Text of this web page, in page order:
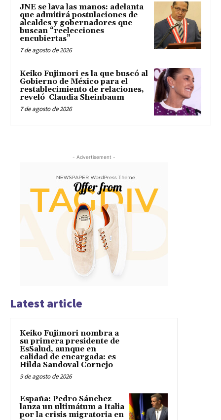
JNE se lava las manos: adelanta
que admitirá postulaciones de
alcaldes y gobernadores que
buscan “reelecciones
encubiertas”
7 de agosto de 2026
Keiko Fujimori es la que buscó al
Gobierno de México para el
restablecimiento de relaciones,
reveló Claudia Sheinbaum
7 de agosto de 2026
- Advertisement -
Latest article
Keiko Fujimori nombra a
su primera presidente de
EsSalud, aunque en
calidad de encargada: es
Hilda Sandoval Cornejo
9 de agosto de 2026
España: Pedro Sánchez
lanza un ultimátum a Italia
por la crisis migratoria en